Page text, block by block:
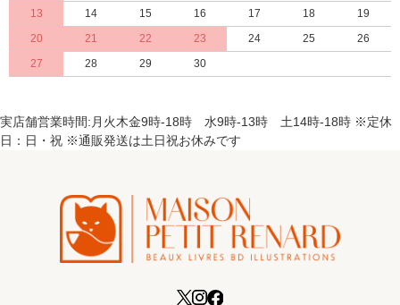
13
14 15 16 17 18
19
20
21 22 23 24 25
26
27
28 29 30
実店舗営業時間:月火木金9時-18時 水9時-13時 土14時-18時 ※定休
日：日・祝 ※通販発送は土日祝お休みです